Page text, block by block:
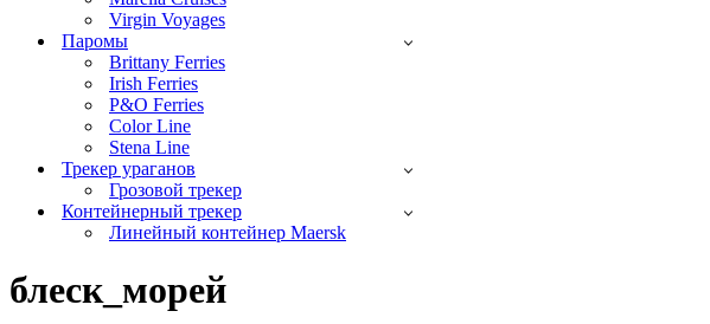
Virgin Voyages
Паромы
Brittany Ferries
Irish Ferries
P&O Ferries
Color Line
Stena Line
Трекер ураганов
Грозовой трекер
Контейнерный трекер
Линейный контейнер Maersk
блеск_морей